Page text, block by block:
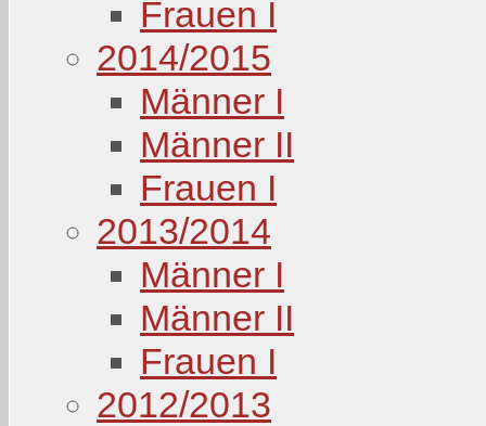
Frauen I
2014/2015
Männer I
Männer II
Frauen I
2013/2014
Männer I
Männer II
Frauen I
2012/2013